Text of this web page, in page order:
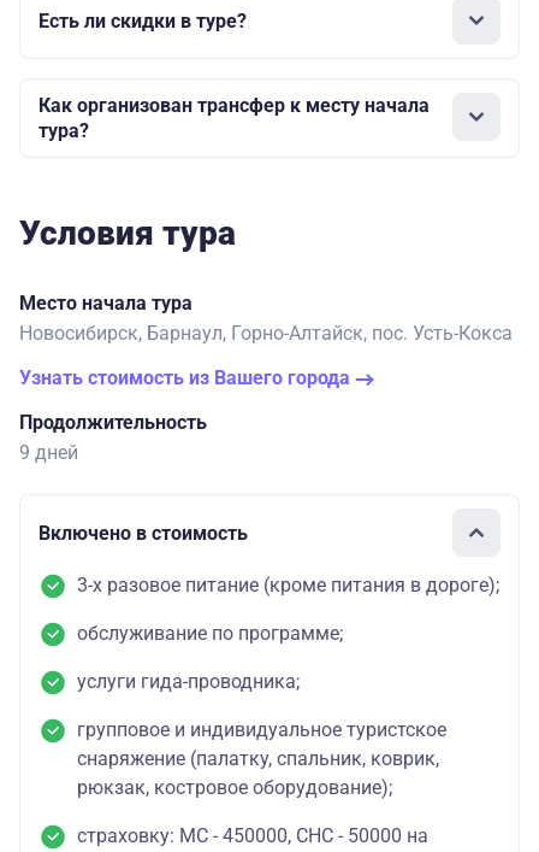
Есть ли скидки в туре?
Как организован трансфер к месту начала
тура?
Условия тура
Место начала тура
Новосибирск, Барнаул, Горно-Алтайск, пос. Усть-Кокса
Узнать стоимость из Вашего города
Продолжительность
9 дней
Включено в стоимость
3-х разовое питание (кроме питания в дороге);
обслуживание по программе;
услуги гида-проводника;
групповое и индивидуальное туристское
снаряжение (палатку, спальник, коврик,
рюкзак, костровое оборудование);
страховку: МС - 450000, СНС - 50000 на